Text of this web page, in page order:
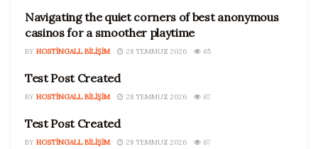
UNCATEGORIZED
Navigating the quiet corners of best anonymous
casinos for a smoother playtime
BY HOSTINGALL BILIŞIM 28 TEMMUZ 2026 65
UNCATEGORIZED
Test Post Created
BY HOSTINGALL BILIŞIM 28 TEMMUZ 2026 67
UNCATEGORIZED
Test Post Created
BY HOSTINGALL BILIŞIM 28 TEMMUZ 2026 67